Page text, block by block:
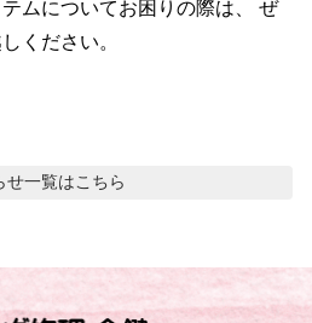
ムについてお困りの際は、 ぜ
ください。
せ一覧はこちら